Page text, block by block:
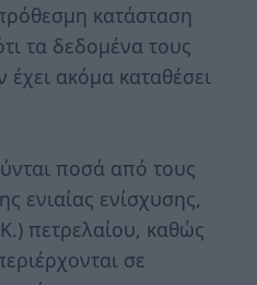
κατάσταση
τα δεδομένα τους
ακόμα καταθέσει
ποσά από τους
ενιαίας ενίσχυσης,
πετρελαίου, καθώς
σε